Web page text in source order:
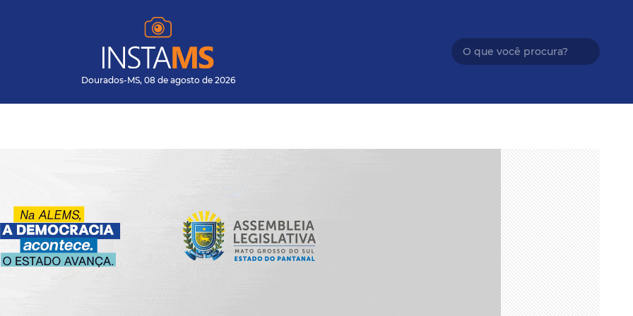
Dourados-MS, 08 de agosto de 2026